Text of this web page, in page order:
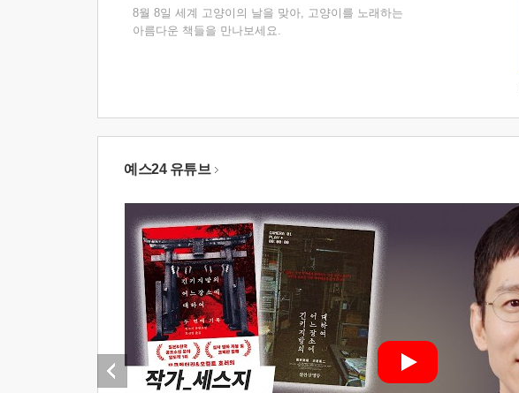
8월 8일 세계 고양이의 날을 맞아, 고양이를 노래하는
아름다운 책들을 만나보세요.
예스24 유튜브